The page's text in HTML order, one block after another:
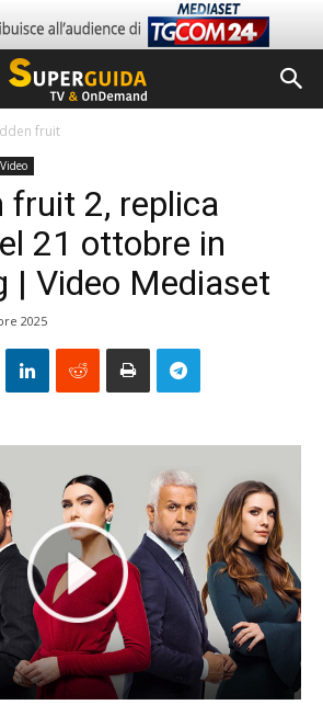
fruit
Video
fruit 2, replica
21 ottobre in
| Video Mediaset
2025